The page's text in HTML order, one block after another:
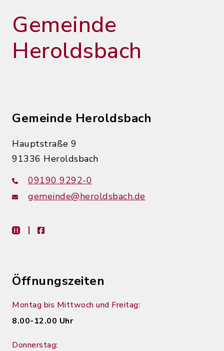
Gemeinde
Heroldsbach
Gemeinde Heroldsbach
Hauptstraße 9
91336 Heroldsbach
09190 9292-0
gemeinde@heroldsbach.de
heimat-infofacebook
Öffnungszeiten
Montag bis Mittwoch und Freitag:
8.00-12.00 Uhr
Donnerstag: